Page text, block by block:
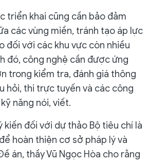
triển khai cũng cần bảo đảm
các vùng miền, tránh tạo áp lực
đối với các khu vực còn nhiều
đó, công nghệ cần được ứng
trong kiểm tra, đánh giá thông
hỏi, thi trực tuyến và các công
năng nói, viết.
kiến đối với dự thảo Bộ tiêu chí là
hoàn thiện cơ sở pháp lý và
án, thầy Vũ Ngọc Hòa cho rằng